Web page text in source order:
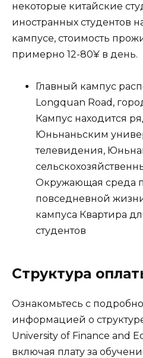
некоторые китайские
иностранных студентов
кампусе, стоимость
примерно 12-80¥ в день.
Главный кампус
Longquan Road,
Кампус находится
Юньнаньским
телевидения,
Окружающая среда
повседневной
кампуса Квартира
студентов
Структура
Ознакомьтесь с
информацией о
University of Finance and
включая плату за